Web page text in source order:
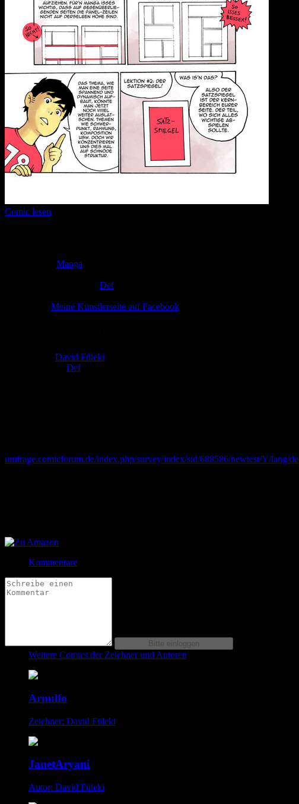
Comic lesen
Manga
Def
Meine Künstlerseite auf Facebook
David Füleki
Def
umfrage.comicforum.de/index.php/survey/index/sid/688586/newtest/Y/lang/de
Kommentare
Weitere Comics der Zeichner und Autoren
Arnulfo
Zeichner: David Füleki
JanetAryani
Autor: David Füleki